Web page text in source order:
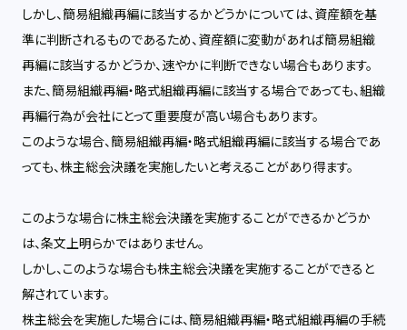
しかし、簡易組織再編に該当するかどうかについては、資産額を基
準に判断されるものであるため、資産額に変動があれば簡易組織
再編に該当するかどうか、速やかに判断できない場合もあります。
また、簡易組織再編・略式組織再編に該当する場合であっても、組織
再編行為が会社にとって重要度が高い場合もあります。
このような場合、簡易組織再編・略式組織再編に該当する場合であ
っても、株主総会決議を実施したいと考えることがあり得ます。
このような場合に株主総会決議を実施することができるかどうか
は、条文上明らかではありません。
しかし、このような場合も株主総会決議を実施することができると
解されています。
株主総会を実施した場合には、簡易組織再編・略式組織再編の手続